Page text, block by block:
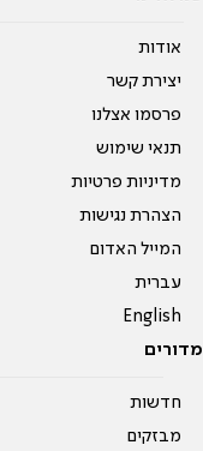
אודות
יצירת קשר
פרסמו אצלנו
תנאי שימוש
מדיניות פרטיות
הצהרת נגישות
המייל האדום
עברית
English
מדורים
חדשות
מבזקים